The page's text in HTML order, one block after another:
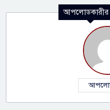
আপলোডকারীর